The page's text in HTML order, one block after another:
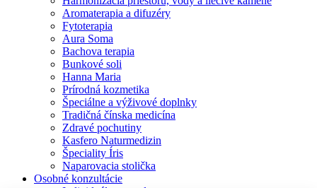
Aromaterapia a difuzéry
Fytoterapia
Aura Soma
Bachova terapia
Bunkové soli
Hanna Maria
Prírodná kozmetika
Špeciálne a výživové doplnky
Tradičná čínska medicína
Zdravé pochutiny
Kasfero Naturmedizin
Špeciality Íris
Naparovacia stolička
Osobné konzultácie